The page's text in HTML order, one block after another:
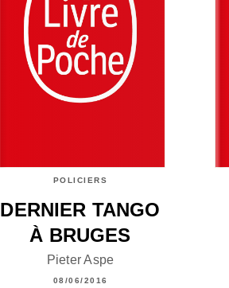
POLICIERS
DERNIER TANGO
À BRUGES
Pieter Aspe
08/06/2016